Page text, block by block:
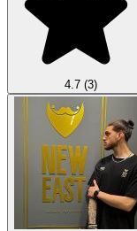
4.7 (3)